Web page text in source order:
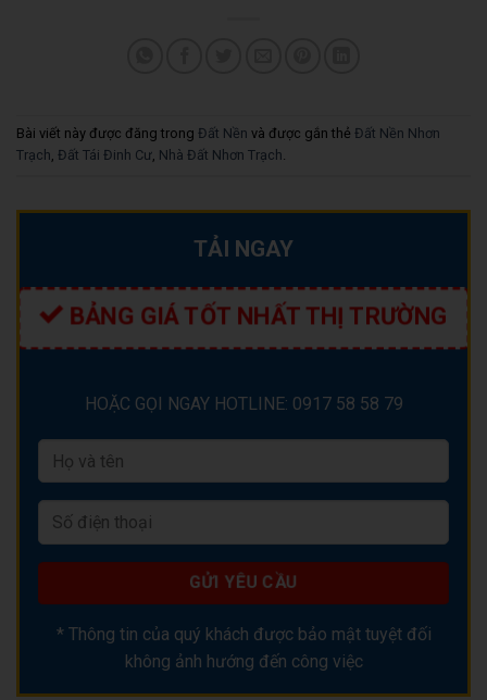
Bài viết này được đăng trong Đất Nền và được gắn thẻ Đất Nền Nhơn
Trạch, Đất Tái Đinh Cư, Nhà Đất Nhơn Trạch.
TẢI NGAY
BẢNG GIÁ TỐT NHẤT THỊ TRƯỜNG
HOẶC GỌI NGAY HOTLINE: 0917 58 58 79
* Thông tin của quý khách được bảo mật tuyệt đối
không ảnh hướng đến công việc